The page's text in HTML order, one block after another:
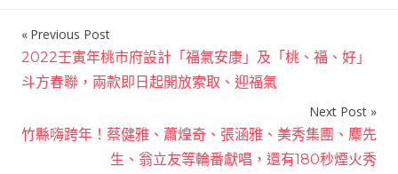
文
章
覽
Previous Post
2022壬寅年桃市府設計「福氣安康」及「桃、福、好」
斗方春聯，兩款即日起開放索取、迎福氣
Next Post
竹縣嗨跨年！蔡健雅、蕭煌奇、張涵雅、美秀集團、麋先
生、翁立友等輪番獻唱，還有180秒煙火秀